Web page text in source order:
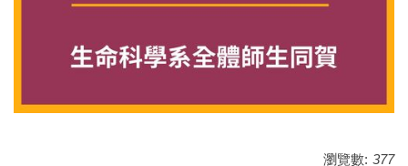
瀏覽數: 377